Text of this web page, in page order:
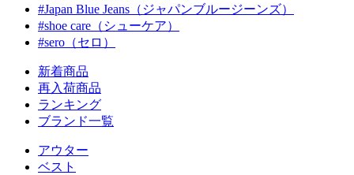
#Japan Blue Jeans（ジャパンブルージーンズ）
#shoe care（シューケア）
#sero（セロ）
新着商品
再入荷商品
ランキング
ブランド一覧
アウター
ベスト